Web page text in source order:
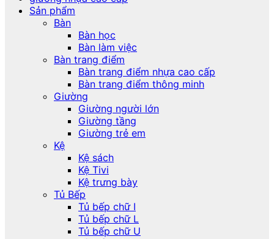
Sản phẩm
Bàn
Bàn học
Bàn làm việc
Bàn trang điểm
Bàn trang điểm nhựa cao cấp
Bàn trang điểm thông minh
Giường
Giường người lớn
Giường tầng
Giường trẻ em
Kệ
Kệ sách
Kệ Tivi
Kệ trưng bày
Tủ Bếp
Tủ bếp chữ I
Tủ bếp chữ L
Tủ bếp chữ U